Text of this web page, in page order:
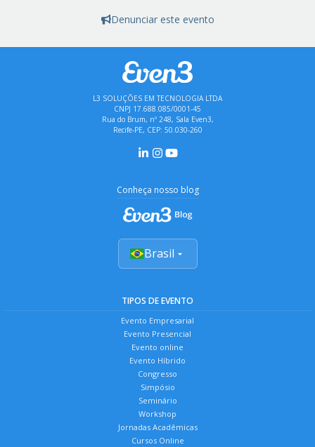
Denunciar este evento
L3 SOLUÇÕES EM TECNOLOGIA LTDA
CNPJ 17.688.085/0001-45
Rua do Brum, nº 248, Sala Even3,
Recife-PE, CEP: 50.030-260
Conheça nosso blog
Brasil
TIPOS DE EVENTO
Evento Empresarial
Evento Presencial
Evento online
Evento Híbrido
Congresso
Simpósio
Seminário
Workshop
Jornadas Acadêmicas
Cursos Online